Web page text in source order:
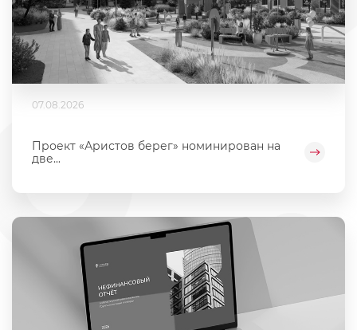
07.08.2026
Проект «Аристов берег» номинирован на
две...